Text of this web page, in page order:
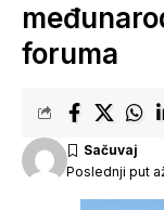
foruma
Poslednji put